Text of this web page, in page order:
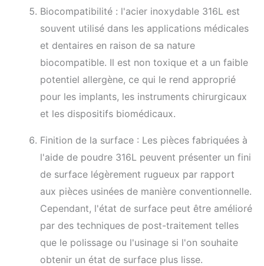
Biocompatibilité : l'acier inoxydable 316L est
souvent utilisé dans les applications médicales
et dentaires en raison de sa nature
biocompatible. Il est non toxique et a un faible
potentiel allergène, ce qui le rend approprié
pour les implants, les instruments chirurgicaux
et les dispositifs biomédicaux.
Finition de la surface : Les pièces fabriquées à
l'aide de poudre 316L peuvent présenter un fini
de surface légèrement rugueux par rapport
aux pièces usinées de manière conventionnelle.
Cependant, l'état de surface peut être amélioré
par des techniques de post-traitement telles
que le polissage ou l'usinage si l'on souhaite
obtenir un état de surface plus lisse.